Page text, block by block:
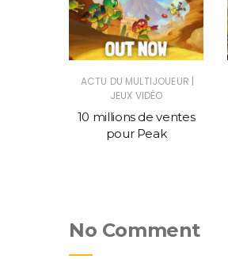
ACTU DU MULTIJOUEUR |
JEUX VIDÉO
10 millions de ventes
pour Peak
No Comment